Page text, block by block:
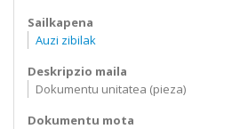
Sailkapena
Auzi zibilak
Deskripzio maila
Dokumentu unitatea (pieza)
Dokumentu mota